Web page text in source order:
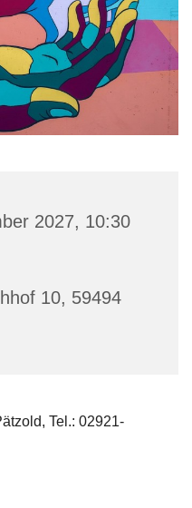
2027, 10:30
10, 59494
Tel.: 02921-